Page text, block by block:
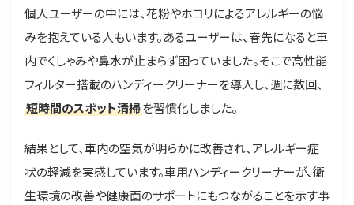
個人ユーザーの中には、花粉やホコリによるアレルギーの悩
みを抱えている人もいます。あるユーザーは、春先になると車
内でくしゃみや鼻水が止まらず困っていました。そこで高性能
フィルター搭載のハンディークリーナーを導入し、週に数回、
短時間のスポット清掃を習慣化しました。
結果として、車内の空気が明らかに改善され、アレルギー症
状の軽減を実感しています。車用ハンディークリーナーが、衛
生環境の改善や健康面のサポートにもつながることを示す事